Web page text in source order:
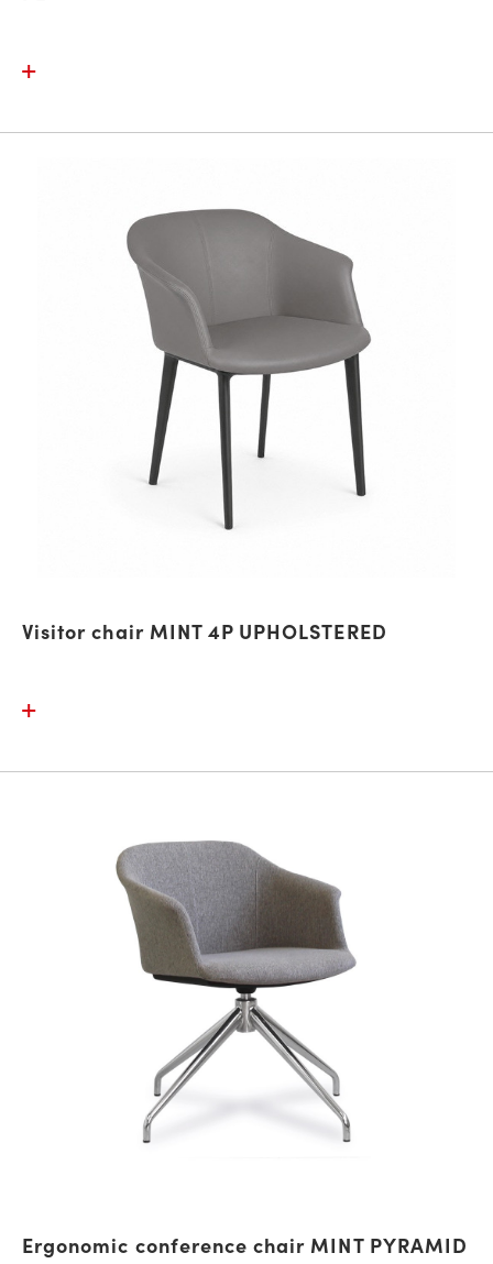
Visitor chair MINT 4P UPHOLSTERED
Ergonomic conference chair MINT PYRAMID